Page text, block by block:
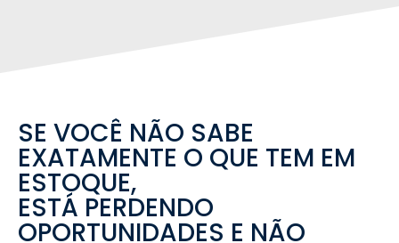
SE VOCÊ NÃO SABE
EXATAMENTE O QUE TEM EM
ESTOQUE,
ESTÁ PERDENDO
OPORTUNIDADES E NÃO